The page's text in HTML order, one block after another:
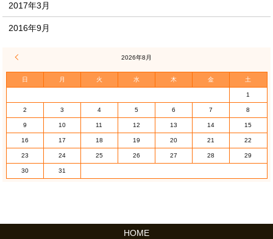
2017年3月
2016年9月
2026年8月
日 月 火 水 木 金 土
1
2 3 4 5 6 7 8
9 10 11 12 13 14 15
16 17 18 19 20 21 22
23 24 25 26 27 28 29
30 31
HOME